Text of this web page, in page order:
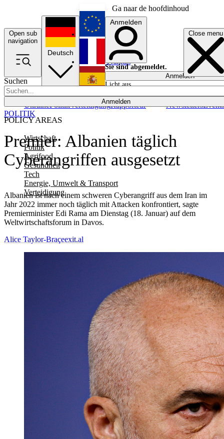
Ga naar de hoofdinhoud
Open sub
navigation
Close menu
Suchen
Anmelden
POLICY AREAS
Wirtschaft
Politik
Agrifood
Gesundheit
Tech
Energie, Umwelt & Transport
Verteidigung
UkrainePolitikVerteidigungRapporteur NewslettersEvents
Deutsch
English
Français
Anmelden
Sie sind abgemeldet.
Anmelden
Licht aus
Premier: Albanien täglich
Cyberangriffen ausgesetzt
Albanien ist nach einem schweren Cyberangriff aus dem Iran im
Jahr 2022 immer noch täglich mit Attacken konfrontiert, sagte
Premierminister Edi Rama am Dienstag (18. Januar) auf dem
Weltwirtschaftsforum in Davos.
POLITIK
Alice Taylor-Braçeexit.al